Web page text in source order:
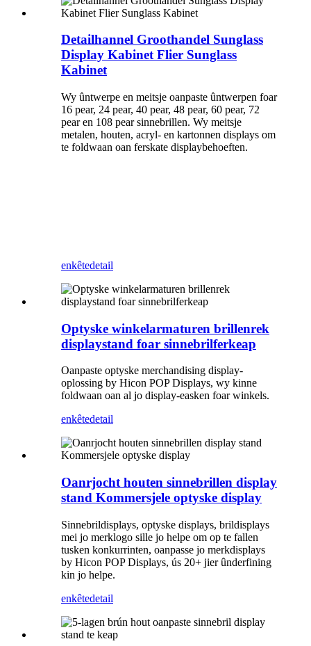
Detailhannel Groothandel Sunglass
Display Kabinet Flier Sunglass
Kabinet
Wy ûntwerpe en meitsje oanpaste ûntwerpen foar
16 pear, 24 pear, 40 pear, 48 pear, 60 pear, 72
pear en 108 pear sinnebrillen. Wy meitsje
metalen, houten, acryl- en kartonnen displays om
te foldwaan oan ferskate displaybehoeften.
enkêtedetail
Optyske winkelarmaturen brillenrek
displaystand foar sinnebrilferkeap
Oanpaste optyske merchandising display-
oplossing by Hicon POP Displays, wy kinne
foldwaan oan al jo display-easken foar winkels.
enkêtedetail
Oanrjocht houten sinnebrillen display
stand Kommersjele optyske display
Sinnebrildisplays, optyske displays, brildisplays
mei jo merklogo sille jo helpe om op te fallen
tusken konkurrinten, oanpasse jo merkdisplays
by Hicon POP Displays, ús 20+ jier ûnderfining
kin jo helpe.
enkêtedetail